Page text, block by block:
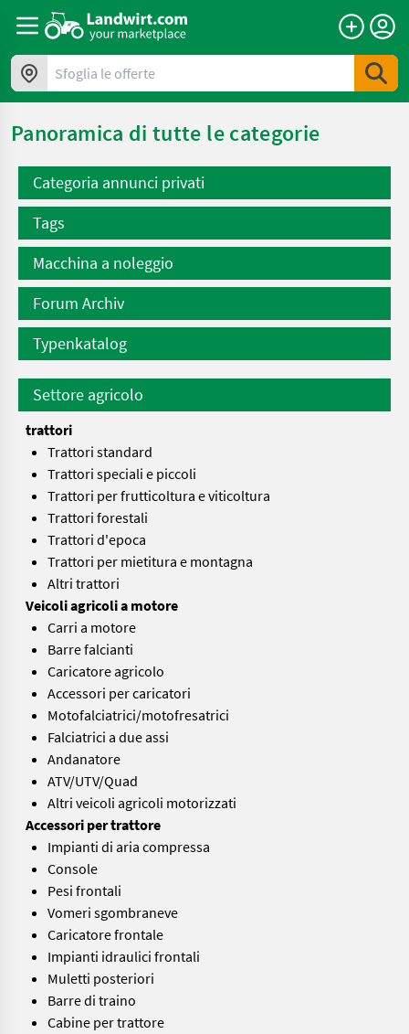
Sfoglia le offerte
Panoramica di tutte le categorie
Categoria annunci privati
Tags
Macchina a noleggio
Forum Archiv
Typenkatalog
Settore agricolo
trattori
Trattori standard
Trattori speciali e piccoli
Trattori per frutticoltura e viticoltura
Trattori forestali
Trattori d'epoca
Trattori per mietitura e montagna
Altri trattori
Veicoli agricoli a motore
Carri a motore
Barre falcianti
Caricatore agricolo
Accessori per caricatori
Motofalciatrici/motofresatrici
Falciatrici a due assi
Andanatore
ATV/UTV/Quad
Altri veicoli agricoli motorizzati
Accessori per trattore
Impianti di aria compressa
Console
Pesi frontali
Vomeri sgombraneve
Caricatore frontale
Impianti idraulici frontali
Muletti posteriori
Barre di traino
Cabine per trattore